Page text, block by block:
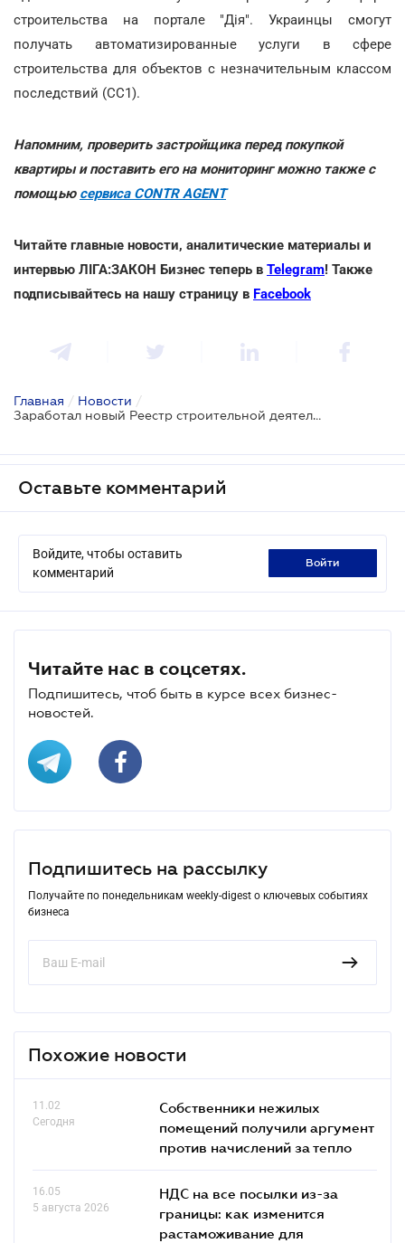
строительства на портале "Дія". Украинцы смогут
получать автоматизированные услуги в сфере
строительства для объектов с незначительным классом
последствий (СС1).
Напомним, проверить застройщика перед покупкой
квартиры и поставить его на мониторинг можно также с
помощью сервиса CONTR AGENT
Читайте главные новости, аналитические материалы и
интервью ЛІГА:ЗАКОН Бизнес теперь в Telegram! Также
подписывайтесь на нашу страницу в Facebook
Главная / Новости /
Заработал новый Реестр строительной деятельности: какие его преимущества
Оставьте комментарий
Войдите, чтобы оставить
комментарий
войти
Читайте нас в соцсетях.
Подпишитесь, чтоб быть в курсе всех бизнес-
новостей.
Подпишитесь на рассылку
Получайте по понедельникам weekly-digest о ключевых событиях
бизнеса
Похожие новости
11.02
Сегодня
Собственники нежилых
помещений получили аргумент
против начислений за тепло
16.05
5 августа 2026
НДС на все посылки из-за
границы: как изменится
растаможивание для